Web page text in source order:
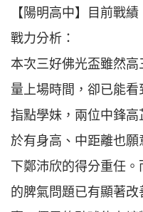
【陽明高中】目前戰績
戰力分析：
本次三好佛光盃雖然
量上場時間，卻已能
指點學妹，兩位中鋒
於有身高、中距離也
下鄭沛欣的得分重任
的脾氣問題已有顯著